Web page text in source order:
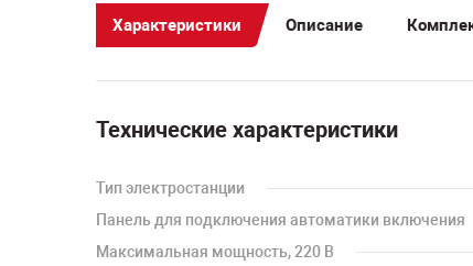
Характеристики Описание
Технические характеристики
Тип электростанции
Панель для подключения автоматики включения
Максимальная мощность, 220 В